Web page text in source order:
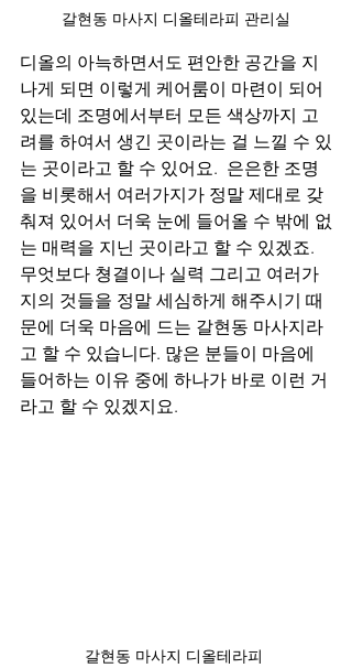
갈현동 마사지 디올테라피 관리실
디올의 아늑하면서도 편안한 공간을 지
나게 되면 이렇게 케어룸이 마련이 되어
있는데 조명에서부터 모든 색상까지 고
려를 하여서 생긴 곳이라는 걸 느낄 수 있
는 곳이라고 할 수 있어요.  은은한 조명
을 비롯해서 여러가지가 정말 제대로 갖
춰져 있어서 더욱 눈에 들어올 수 밖에 없
는 매력을 지닌 곳이라고 할 수 있겠죠.
무엇보다 쳥결이나 실력 그리고 여러가
지의 것들을 정말 세심하게 해주시기 때
문에 더욱 마음에 드는 갈현동 마사지라
고 할 수 있습니다. 많은 분들이 마음에
들어하는 이유 중에 하나가 바로 이런 거
라고 할 수 있겠지요.
갈현동 마사지 디올테라피